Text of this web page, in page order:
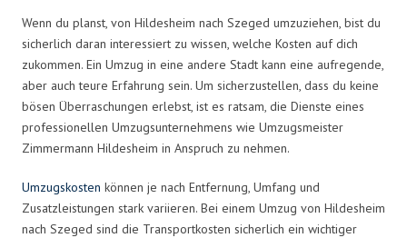
Wenn du planst, von Hildesheim nach Szeged umzuziehen, bist du
sicherlich daran interessiert zu wissen, welche Kosten auf dich
zukommen. Ein Umzug in eine andere Stadt kann eine aufregende,
aber auch teure Erfahrung sein. Um sicherzustellen, dass du keine
bösen Überraschungen erlebst, ist es ratsam, die Dienste eines
professionellen Umzugsunternehmens wie Umzugsmeister
Zimmermann Hildesheim in Anspruch zu nehmen.
Umzugskosten können je nach Entfernung, Umfang und
Zusatzleistungen stark variieren. Bei einem Umzug von Hildesheim
nach Szeged sind die Transportkosten sicherlich ein wichtiger